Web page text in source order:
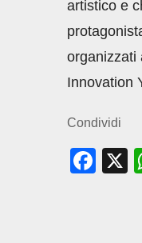
artistico e
organizzati
Innovation
Condividi
F